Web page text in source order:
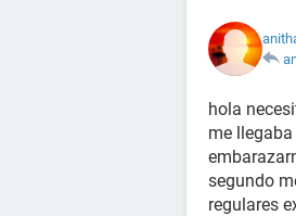
hola
me
segundo
regulares